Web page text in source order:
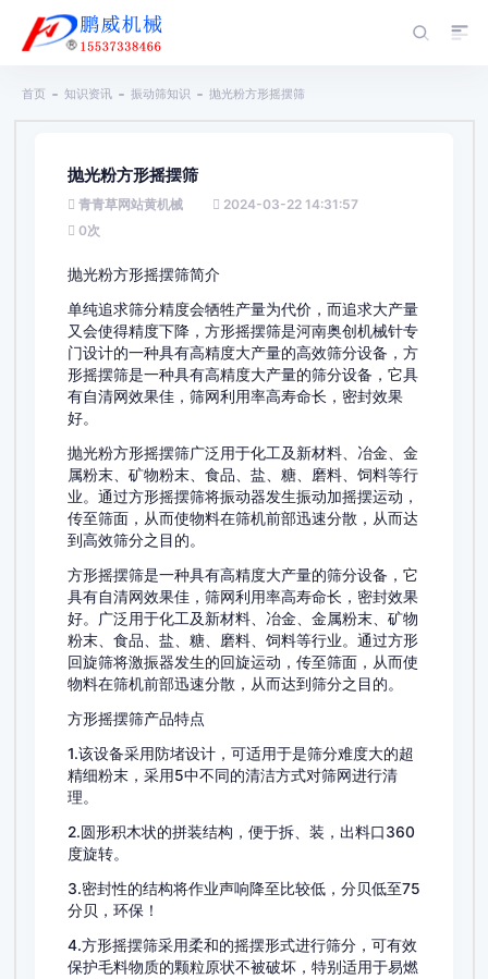
首页 知识资讯 振动筛知识 抛光粉方形摇摆筛
抛光粉方形摇摆筛
青青草网站黄机械
2024-03-22 14:31:57
0次
抛光粉方形摇摆筛简介
单纯追求筛分精度会牺牲产量为代价，而追求大产量
又会使得精度下降，方形摇摆筛是河南奥创机械针专
门设计的一种具有高精度大产量的高效筛分设备，方
形摇摆筛是一种具有高精度大产量的筛分设备，它具
有自清网效果佳，筛网利用率高寿命长，密封效果
好。
抛光粉方形摇摆筛广泛用于化工及新材料、冶金、金
属粉末、矿物粉末、食品、盐、糖、磨料、饲料等行
业。通过方形摇摆筛将振动器发生振动加摇摆运动，
传至筛面，从而使物料在筛机前部迅速分散，从而达
到高效筛分之目的。
方形摇摆筛是一种具有高精度大产量的筛分设备，它
具有自清网效果佳，筛网利用率高寿命长，密封效果
好。广泛用于化工及新材料、冶金、金属粉末、矿物
粉末、食品、盐、糖、磨料、饲料等行业。通过方形
回旋筛将激振器发生的回旋运动，传至筛面，从而使
物料在筛机前部迅速分散，从而达到筛分之目的。
方形摇摆筛产品特点
1.该设备采用防堵设计，可适用于是筛分难度大的超
精细粉末，采用5中不同的清洁方式对筛网进行清
理。
2.圆形积木状的拼装结构，便于拆、装，出料口360
度旋转。
3.密封性的结构将作业声响降至比较低，分贝低至75
分贝，环保！
4.方形摇摆筛采用柔和的摇摆形式进行筛分，可有效
保护毛料物质的颗粒原状不被破坏，特别适用于易燃